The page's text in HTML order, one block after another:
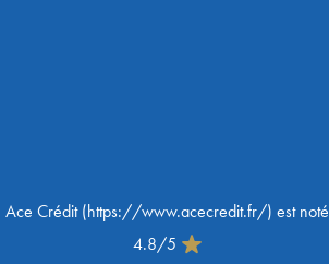
Ace Crédit(https://www.acecredit.fr/) est noté
4.8/5